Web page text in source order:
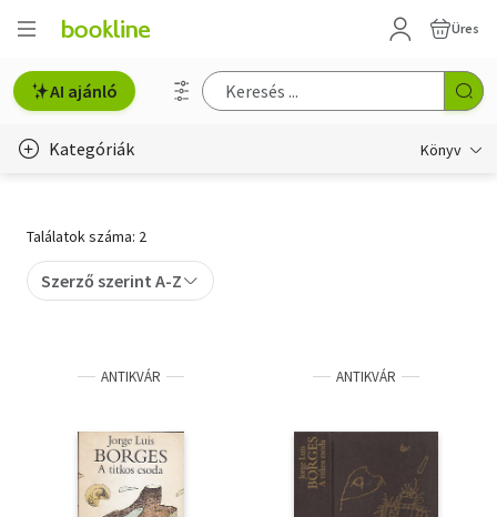
Üres
AI ajánló
Kategóriák Könyv
Gyermek- és ifjúsági
Művészet
Szakkönyv
Találatok száma: 2
Szerző szerint A-Z
ANTIKVÁR ANTIKVÁR